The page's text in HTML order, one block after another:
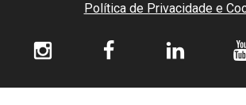
Política de Privacidade e